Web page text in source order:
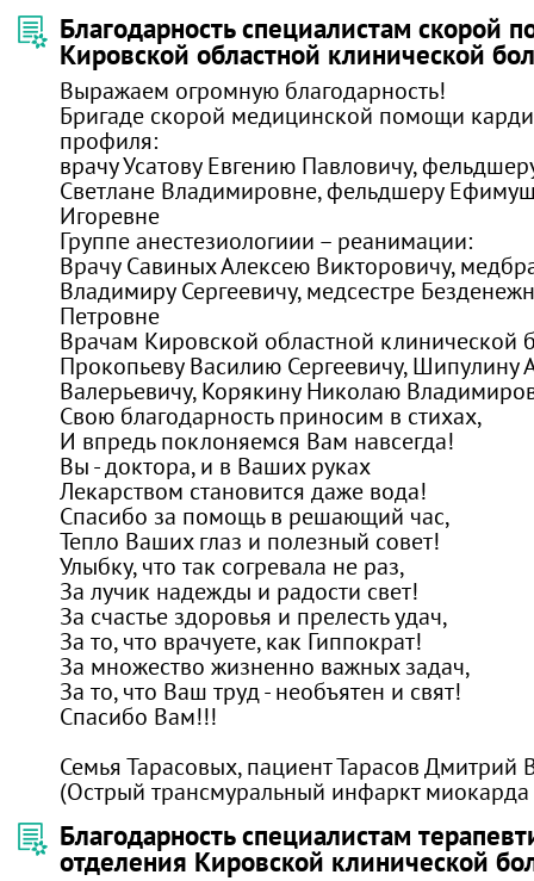
Благодарность специалистам скорой
Кировской областной клинической
Выражаем огромную благодарность!
Бригаде скорой медицинской помощи
профиля:
врачу Усатову Евгению Павловичу,
Светлане Владимировне, фельдшеру
Игоревне
Группе анестезиологиии – реанимации:
Врачу Савиных Алексею Викторовичу,
Владимиру Сергеевичу, медсестре
Петровне
Врачам Кировской областной клинической
Прокопьеву Василию Сергеевичу, Шипулину
Валерьевичу, Корякину Николаю
Свою благодарность приносим в стихах,
И впредь поклоняемся Вам навсегда!
Вы - доктора, и в Ваших руках
Лекарством становится даже вода!
Спасибо за помощь в решающий час,
Тепло Ваших глаз и полезный совет!
Улыбку, что так согревала не раз,
За лучик надежды и радости свет!
За счастье здоровья и прелесть удач,
За то, что врачуете, как Гиппократ!
За множество жизненно важных задач,
За то, что Ваш труд - необъятен и свят!
Спасибо Вам!!!
Семья Тарасовых, пациент Тарасов Дмитрий
(Острый трансмуральный инфаркт
Благодарность специалистам
отделения Кировской клинической